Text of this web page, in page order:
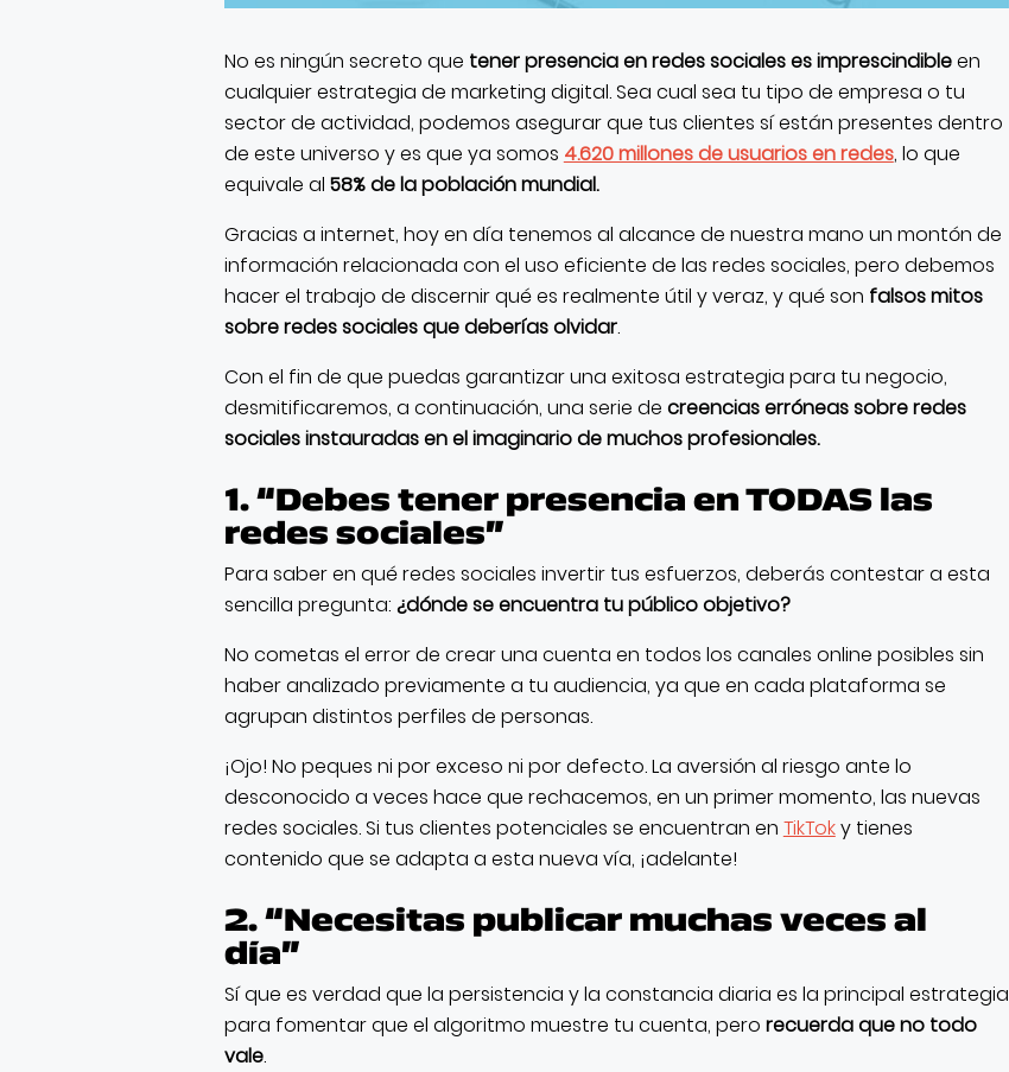
No es ningún secreto que tener presencia en redes sociales es imprescindibleen
cualquier estrategia de marketing digital. Sea cual sea tu tipo de empresa o tu
sector de actividad, podemos asegurar que tus clientes sí están presentes dentro
de este universo y es que ya somos 4.620 millones de usuarios en redes, lo que
equivale al 58% de la población mundial.
Gracias a internet, hoy en día tenemos al alcance de nuestra mano un montón de
información relacionada con el uso eficiente de las redes sociales, pero debemos
hacer el trabajo de discernir qué es realmente útil y veraz, y qué son falsos mitos
sobre redes sociales que deberías olvidar.
Con el fin de que puedas garantizar una exitosa estrategia para tu negocio,
desmitificaremos, a continuación, una serie de creencias erróneas sobre redes
sociales instauradas en el imaginario de muchos profesionales.
1. “Debes tener presencia en TODAS las
redes sociales”
Para saber en qué redes sociales invertir tus esfuerzos, deberás contestar a esta
sencilla pregunta: ¿dónde se encuentra tu público objetivo?
No cometas el error de crear una cuenta en todos los canales online posibles sin
haber analizado previamente a tu audiencia, ya que en cada plataforma se
agrupan distintos perfiles de personas.
¡Ojo! No peques ni por exceso ni por defecto. La aversión al riesgo ante lo
desconocido a veces hace que rechacemos, en un primer momento, las nuevas
redes sociales. Si tus clientes potenciales se encuentran en TikToky tienes
contenido que se adapta a esta nueva vía, ¡adelante!
2. “Necesitas publicar muchas veces al
día”
Sí que es verdad que la persistencia y la constancia diaria es la principal estrategia
para fomentar que el algoritmo muestre tu cuenta, pero recuerda que no todo
vale.